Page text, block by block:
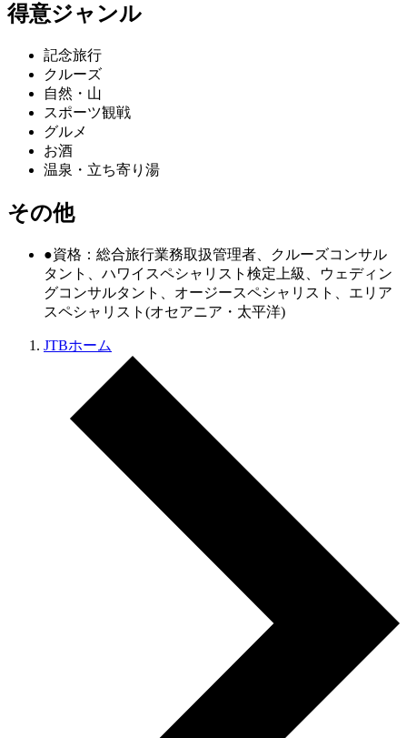
得意ジャンル
記念旅行
クルーズ
自然・山
スポーツ観戦
グルメ
お酒
温泉・立ち寄り湯
その他
●資格：総合旅行業務取扱管理者、クルーズコンサル
タント、ハワイスペシャリスト検定上級、ウェディン
グコンサルタント、オージースペシャリスト、エリア
スペシャリスト(オセアニア・太平洋)
JTBホーム